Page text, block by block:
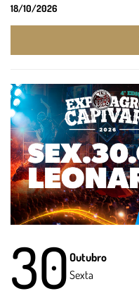
18/10/2026
30 Outubro
Sexta